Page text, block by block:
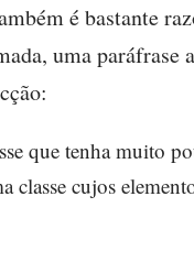
é bastante
uma paráfrase
que tenha muito
classe cujos